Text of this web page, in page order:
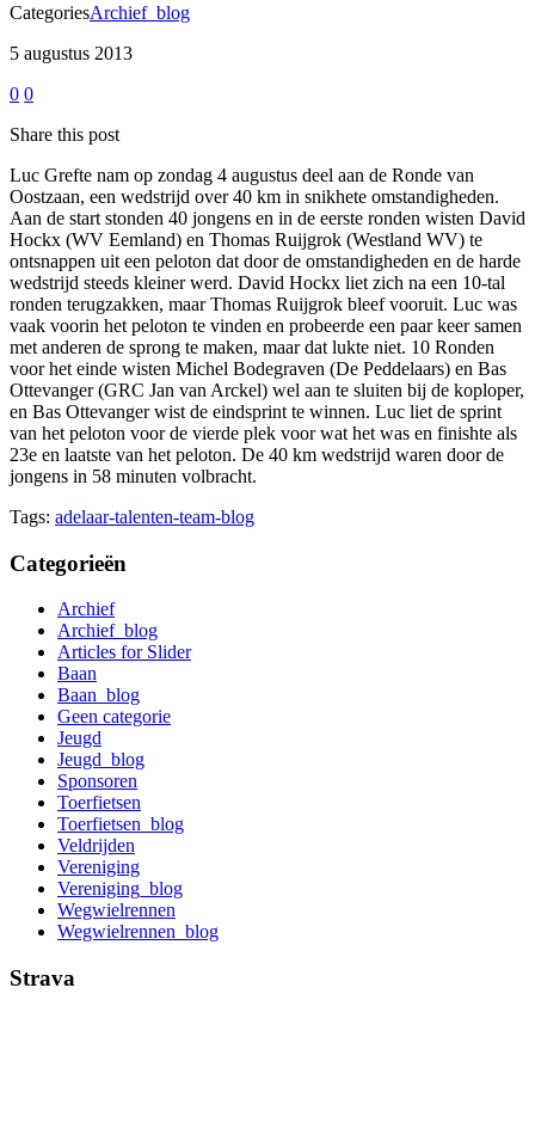
CategoriesArchief_blog
5 augustus 2013
0 0
Share this post
Luc Grefte nam op zondag 4 augustus deel aan de Ronde van
Oostzaan, een wedstrijd over 40 km in snikhete omstandigheden.
Aan de start stonden 40 jongens en in de eerste ronden wisten David
Hockx (WV Eemland) en Thomas Ruijgrok (Westland WV) te
ontsnappen uit een peloton dat door de omstandigheden en de harde
wedstrijd steeds kleiner werd. David Hockx liet zich na een 10-tal
ronden terugzakken, maar Thomas Ruijgrok bleef vooruit. Luc was
vaak voorin het peloton te vinden en probeerde een paar keer samen
met anderen de sprong te maken, maar dat lukte niet. 10 Ronden
voor het einde wisten Michel Bodegraven (De Peddelaars) en Bas
Ottevanger (GRC Jan van Arckel) wel aan te sluiten bij de koploper,
en Bas Ottevanger wist de eindsprint te winnen. Luc liet de sprint
van het peloton voor de vierde plek voor wat het was en finishte als
23e en laatste van het peloton. De 40 km wedstrijd waren door de
jongens in 58 minuten volbracht.
Tags: adelaar-talenten-team-blog
Categorieën
Archief
Archief_blog
Articles for Slider
Baan
Baan_blog
Geen categorie
Jeugd
Jeugd_blog
Sponsoren
Toerfietsen
Toerfietsen_blog
Veldrijden
Vereniging
Vereniging_blog
Wegwielrennen
Wegwielrennen_blog
Strava